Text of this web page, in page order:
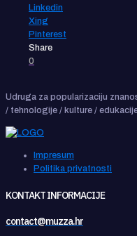
Linkedin
Xing
Pinterest
Share
0
Udruga za popularizaciju
/ tehnologije / kulture /
Impresum
Politika privatnosti
KONTAKT INFORMACIJE
contact@muzza.hr